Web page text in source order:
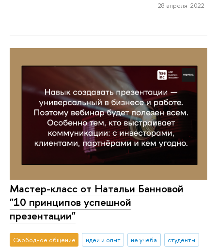
28 апреля 2022
Мастер-класс от Натальи Банновой
"10 принципов успешной
презентации"
Свободное общение идеи и опыт не учеба
студенты